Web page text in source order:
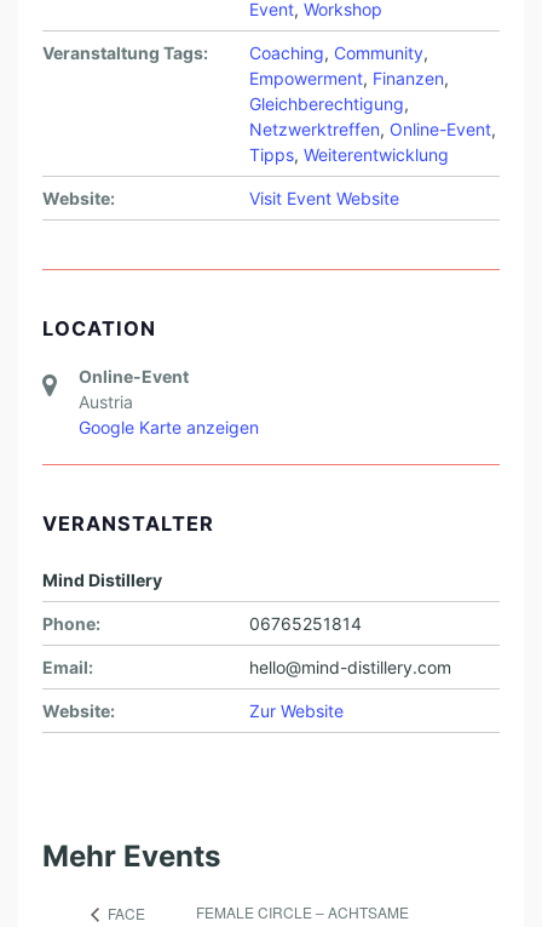
Event, Workshop
Veranstaltung Tags: Coaching, Community,
Empowerment, Finanzen,
Gleichberechtigung,
Netzwerktreffen, Online-Event,
Tipps, Weiterentwicklung
Website: Visit Event Website
LOCATION
Online-Event
Austria
Google Karte anzeigen
VERANSTALTER
Mind Distillery
Phone: 06765251814
Email: hello@mind-distillery.com
Website: Zur Website
Mehr Events
FACE
FEMALE CIRCLE – ACHTSAME